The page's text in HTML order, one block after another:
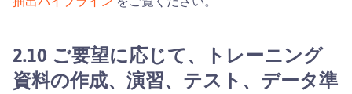
2.10 ご要望に応じて、トレーニング
資料の作成、演習、テスト、データ準